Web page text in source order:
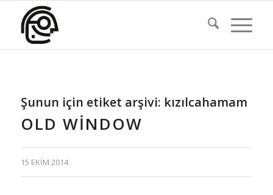
Şunun için etiket arşivi: kızılcahamam
OLD WINDOW
15 EKIM 2014